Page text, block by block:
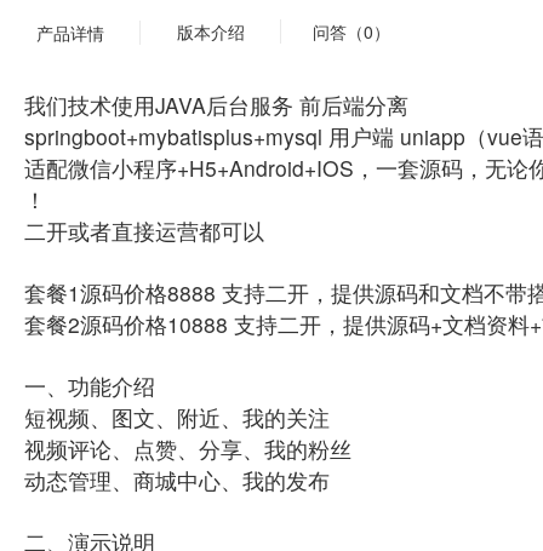
产品详情 版本介绍 问答（0）
我们技术使用JAVA后台服务 前后端分离
springboot+mybatisplus+mysql 用户端 uniapp（vue
适配微信小程序+H5+Android+IOS，一套源码，无
！
二开或者直接运营都可以
套餐1源码价格8888 支持二开，提供源码和文档不带
套餐2源码价格10888 支持二开，提供源码+文档资料
一、功能介绍
短视频、图文、附近、我的关注
视频评论、点赞、分享、我的粉丝
动态管理、商城中心、我的发布
二、演示说明